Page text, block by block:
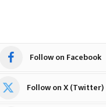
Follow on Facebook
Follow on X (Twitter)